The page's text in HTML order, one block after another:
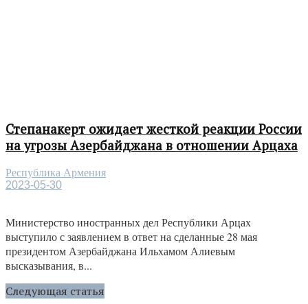
Степанакерт ожидает жесткой реакции России
на угрозы Азербайджана в отношении Арцаха
Республика Армения
2023-05-30
Министерство иностранных дел Республики Арцах
выступило с заявлением в ответ на сделанные 28 мая
президентом Азербайджана Ильхамом Алиевым
высказывания, в...
Следующая статья